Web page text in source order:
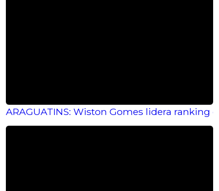
ARAGUATINS: Wiston Gomes lidera